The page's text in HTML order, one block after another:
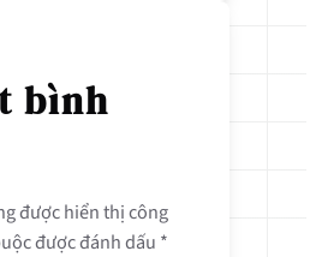
bình
được hiển thị công
được đánh dấu *